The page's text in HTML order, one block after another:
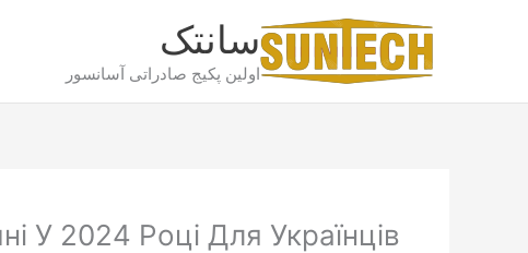
سانتک
اولین پکیج صادراتی آسانسور
У 2024 Році Для Українців